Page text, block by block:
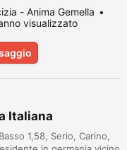
e rispondo quando
2 1 9 1. Anna
- Anima Gemella
visualizzato
Italiana
1,58, Serio, Carino,